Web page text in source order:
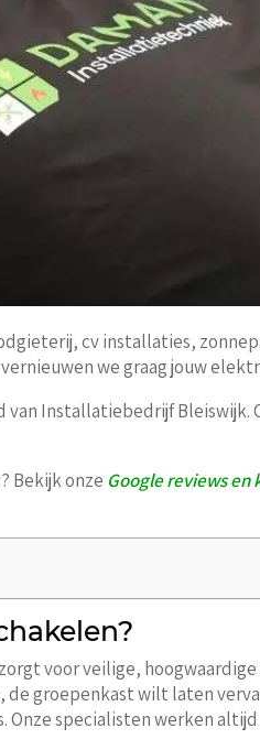
cv installaties,
we graag jouw
Installatiebedrijf Bleiswijk.
Bekijk onze Google reviews
voor veilige,
groepenkast wilt laten
specialisten werken altijd